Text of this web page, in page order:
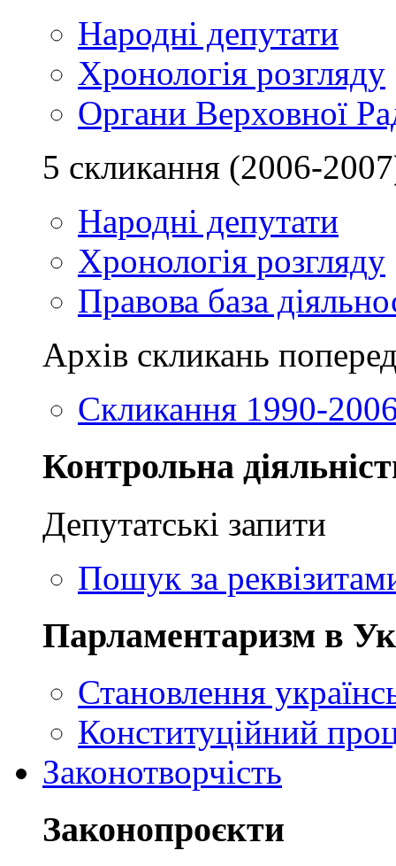
Народні депутати
Хронологія розгляду
Органи Верховної
5 скликання (2006-
Народні депутати
Хронологія розгляду
Правова база
Архів скликань
Скликання 1990-
Контрольна
Депутатські запити
Пошук за
Парламентаризм в
Становлення
Конституційний
Законотворчість
Законопроєкти